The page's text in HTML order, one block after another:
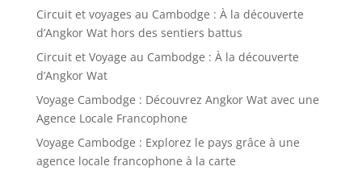
Circuit et voyages au Cambodge : À la découverte
d’Angkor Wat hors des sentiers battus
Circuit et Voyage au Cambodge : À la découverte
d’Angkor Wat
Voyage Cambodge : Découvrez Angkor Wat avec une
Agence Locale Francophone
Voyage Cambodge : Explorez le pays grâce à une
agence locale francophone à la carte